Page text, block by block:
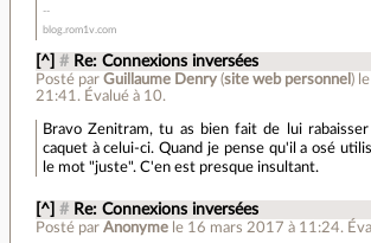
blog.rom1v.com
[^] # Re: Connexions inversées
Posté par Guillaume Denry(site web personnel )
21:41 . Évalué à 10.
Bravo Zenitram, tu as bien fait de lui
caquet à celui-ci. Quand je pense qu'il a osé
le mot "juste". C'en est presque insultant.
[^] # Re: Connexions inversées
Posté par Anonyme le 16 mars 2017 à 11:24.